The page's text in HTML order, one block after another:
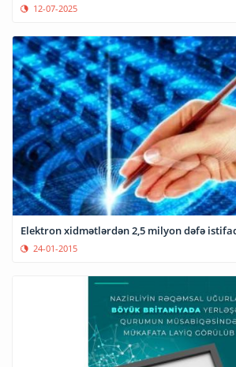
12-07-2025
Elektron xidmətlərdən 2,5 milyon dəfə
24-01-2015